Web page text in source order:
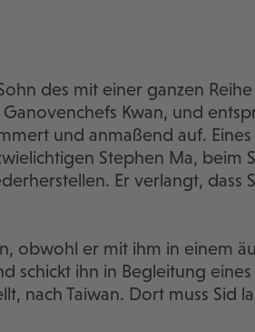
des mit einer ganzen
Kwan, und
und anmaßend auf.
Stephen Ma, beim
Er verlangt, dass
obwohl er mit ihm in einem
schickt ihn in Begleitung eines
nach Taiwan. Dort muss Sid